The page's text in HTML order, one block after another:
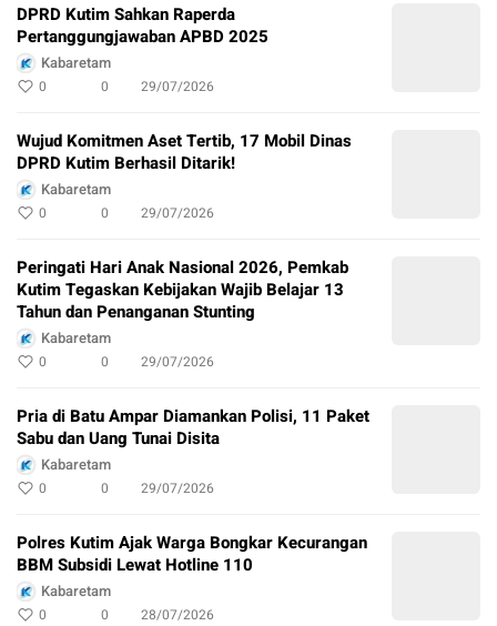
DPRD Kutim Sahkan Raperda
Pertanggungjawaban APBD 2025
Kabaretam
0 0 29/07/2026
Wujud Komitmen Aset Tertib, 17 Mobil Dinas
DPRD Kutim Berhasil Ditarik!
Kabaretam
0 0 29/07/2026
Peringati Hari Anak Nasional 2026, Pemkab
Kutim Tegaskan Kebijakan Wajib Belajar 13
Tahun dan Penanganan Stunting
Kabaretam
0 0 29/07/2026
Pria di Batu Ampar Diamankan Polisi, 11 Paket
Sabu dan Uang Tunai Disita
Kabaretam
0 0 29/07/2026
Polres Kutim Ajak Warga Bongkar Kecurangan
BBM Subsidi Lewat Hotline 110
Kabaretam
0 0 28/07/2026